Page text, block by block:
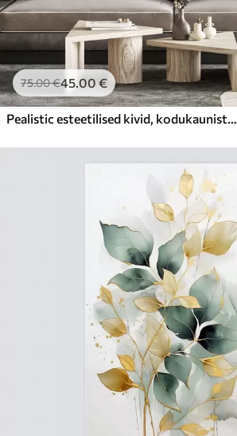
75.00€45.00 €
Pealistic esteetilised kivid, kodukaunistus, looduslik valgustus